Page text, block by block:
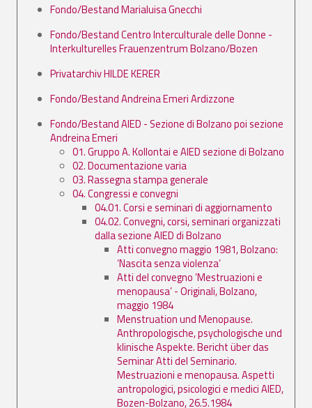
Fondo/Bestand Marialuisa Gnecchi
Fondo/Bestand Centro Interculturale delle Donne -
Interkulturelles Frauenzentrum Bolzano/Bozen
Privatarchiv HILDE KERER
Fondo/Bestand Andreina Emeri Ardizzone
Fondo/Bestand AIED - Sezione di Bolzano poi sezione
Andreina Emeri
01. Gruppo A. Kollontai e AIED sezione di Bolzano
02. Documentazione varia
03. Rassegna stampa generale
04. Congressi e convegni
04.01. Corsi e seminari di aggiornamento
04.02. Convegni, corsi, seminari organizzati
dalla sezione AIED di Bolzano
Atti convegno maggio 1981, Bolzano:
’Nascita senza violenza’
Atti del convegno ’Mestruazioni e
menopausa’ - Originali, Bolzano,
maggio 1984
Menstruation und Menopause.
Anthropologische, psychologische und
klinische Aspekte. Bericht über das
Seminar Atti del Seminario.
Mestruazioni e menopausa. Aspetti
antropologici, psicologici e medici AIED,
Bozen-Bolzano, 26.5.1984